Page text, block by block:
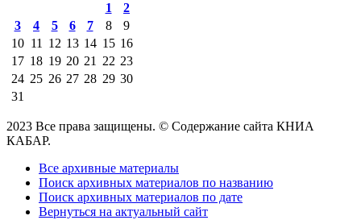
1
2
3
4 5 6 7 8
9
10 11 12 13 14 15 16
17 18 19 20 21 22 23
24 25 26 27 28 29 30
31
2023 Все права защищены. © Содержание сайта КНИА
КАБАР.
Все архивные материалы
Поиск архивных материалов по названию
Поиск архивных материалов по дате
Вернуться на актуальный сайт